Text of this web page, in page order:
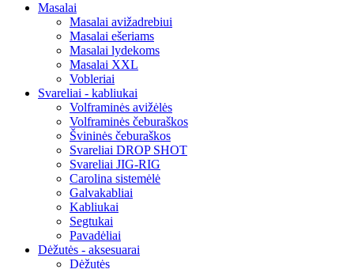
Masalai
Masalai avižadrebiui
Masalai ešeriams
Masalai lydekoms
Masalai XXL
Vobleriai
Svareliai - kabliukai
Volframinės avižėlės
Volframinės čeburaškos
Švininės čeburaškos
Svareliai DROP SHOT
Svareliai JIG-RIG
Carolina sistemėlė
Galvakabliai
Kabliukai
Segtukai
Pavadėliai
Dėžutės - aksesuarai
Dėžutės